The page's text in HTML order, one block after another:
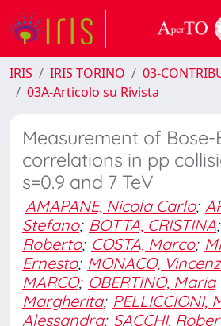
IRIS IRIS TORINO
03-
03A-Articolo su Rivista
Measurement of Bose-
correlations in pp
s=0.9 and 7 TeV
AMAPANE, Nicola Carlo;
Stefano; BOTTA, CRISTINA;
Roberto; COSTA, Marco;
Ernesto; MONACO,
MARCO; OBERTINO, Maria
Margherita; PELLICCIONI,
Alessandra; SACCHI,